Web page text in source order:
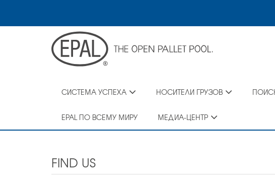
main
СИСТЕМА УСПЕХА НОСИТЕЛИ ГРУЗОВ
EPAL ПО ВСЕМУ МИРУ МЕДИА-ЦЕНТР
FIND US